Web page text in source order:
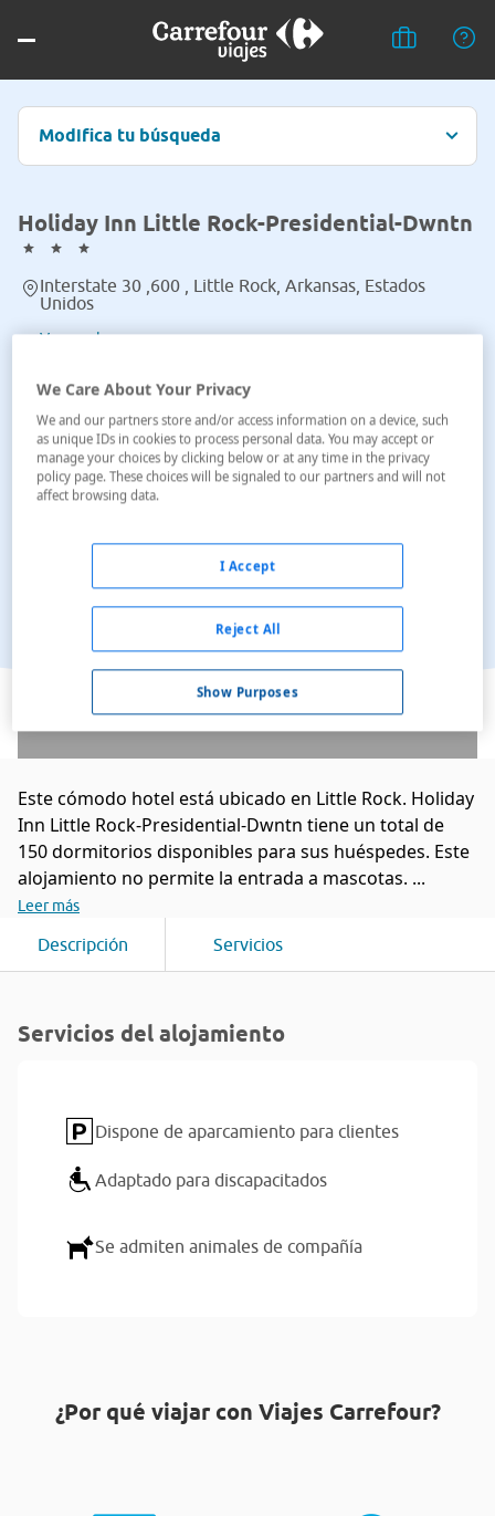
Modifica tu búsqueda
Holiday Inn Little Rock-Presidential-Dwntn
Interstate 30 ,600 , Little Rock, Arkansas, Estados
Unidos
Ver en el mapa
Ver en el mapa
Este cómodo hotel está ubicado en Little Rock. Holiday
Inn Little Rock-Presidential-Dwntn tiene un total de
150 dormitorios disponibles para sus huéspedes. Este
alojamiento no permite la entrada a mascotas. ...
Leer más
Descripción Servicios
Servicios del alojamiento
Dispone de aparcamiento para clientes
Adaptado para discapacitados
Se admiten animales de compañía
¿Por qué viajar con Viajes Carrefour?
We Care About Your Privacy
We and our partners store and/or access information on a device, such
as unique IDs in cookies to process personal data. You may accept or
manage your choices by clicking below or at any time in the privacy
policy page. These choices will be signaled to our partners and will not
affect browsing data.
Show Purposes
Reject All
I Accept